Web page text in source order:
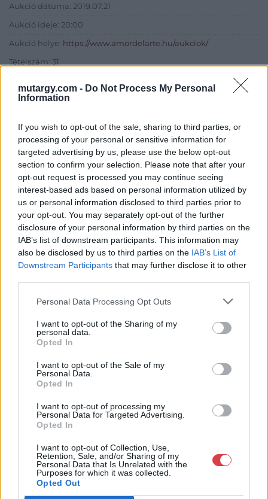
mutargy.com - Do Not Process My Personal
Information
If you wish to opt-out of the sale, sharing to third parties, or
processing of your personal or sensitive information for
targeted advertising by us, please use the below opt-out
section to confirm your selection. Please note that after your
opt-out request is processed you may continue seeing
interest-based ads based on personal information utilized by
us or personal information disclosed to third parties prior to
your opt-out. You may separately opt-out of the further
disclosure of your personal information by third parties on the
IAB’s list of downstream participants. This information may
also be disclosed by us to third parties on the IAB’s List of
Downstream Participants that may further disclose it to other
Personal Data Processing Opt Outs
I want to opt-out of the Sharing of my
personal data.
Opted In
I want to opt-out of the Sale of my
Personal Data.
Opted In
I want to opt-out of processing my
Personal Data for Targeted Advertising.
Opted In
I want to opt-out of Collection, Use,
Retention, Sale, and/or Sharing of my
Personal Data that Is Unrelated with the
Purposes for which it was collected.
Opted Out
Aukció dátuma: 2019.07.21
Aukció ideje: 20:00
Aukció helye: https://www.amordelarte.hu/aukciok/
Tételszám: 31
Eladó adatai
Aukciósház
Cím: Ráduly Zoltán
Amor Del Arte Kft.
Sopron
06202391066
9400
Telefon: 06202391066
Weboldal:
http://www.amordelarte.hu
Bemutatkozás: A cég főtevékenysége minden olyan
értékbecslésével és online aukciók szervezésével és
festmények, és egy online aukciós felület is, mely által bárki
számára lehetőség nyílik egy regisztráció után, hogy részt
vegyen a cég online aukcióin.
GALÉRIA TOVÁBBI MŰTÁRGYAI
KAPCSOLÓDÓ MŰTÁRGYAK